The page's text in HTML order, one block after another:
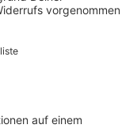
gespannt auf
ihr euch für
in Nordrhein-